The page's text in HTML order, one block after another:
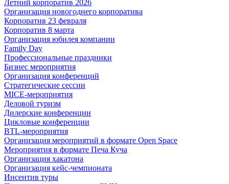
Летний корпоратив 2026
Организация новогоднего корпоратива
Корпоратив 23 февраля
Корпоратив 8 марта
Организация юбилея компании
Family Day
Профессиональные праздники
Бизнес мероприятия
Организация конференций
Стратегические сессии
MICE-мероприятия
Деловой туризм
Дилерские конференции
Цикловые конференции
BTL-мероприятия
Организация мероприятий в формате Open Space
Мероприятия в формате Печа Куча
Организация хакатона
Организация кейс-чемпионата
Инсентив туры